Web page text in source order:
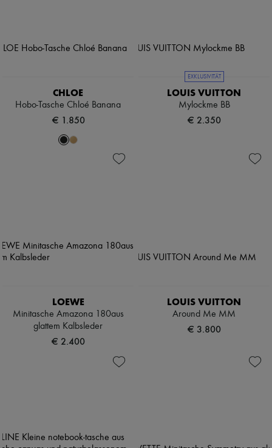
CHLOE
Hobo-Tasche Chloé Banana
€ 1.850
EXKLUSIVITÄT
LOUIS VUITTON
Mylockme BB
€ 2.350
LOEWE
Minitasche Amazona 180aus
glattem Kalbsleder
€ 2.400
LOUIS VUITTON
Around Me MM
€ 3.800